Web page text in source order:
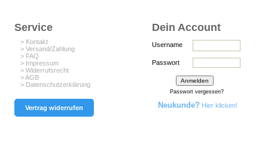
Service
> Kontakt
> Versand/Zahlung
> FAQ
> Impressum
> Widerrufsrecht
> AGB
> Datenschutzerklärung
Vertrag widerrufen
Dein Account
Username
Passwort
Passwort vergessen?
Neukunde? Hier klicken!